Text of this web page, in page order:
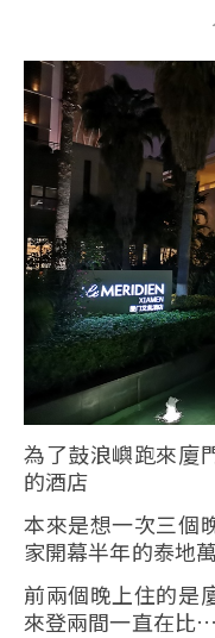
為了鼓浪嶼跑來廈
的酒店
本來是想一次三個
家開幕半年的泰地
前兩個晚上住的是
來登兩間一直在比…